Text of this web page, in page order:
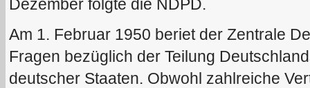
Dezember folgte die NDPD.
Am 1. Februar 1950 beriet der Zentrale
Fragen bezüglich der Teilung
deutscher Staaten. Obwohl zahlreiche